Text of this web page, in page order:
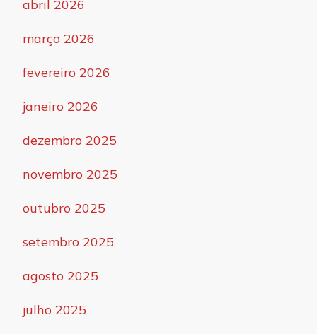
abril 2026
março 2026
fevereiro 2026
janeiro 2026
dezembro 2025
novembro 2025
outubro 2025
setembro 2025
agosto 2025
julho 2025